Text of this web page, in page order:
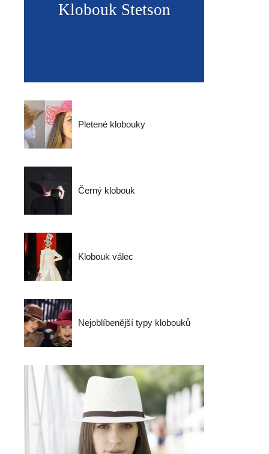
Klobouk Stetson
Pletené klobouky
Černý klobouk
Klobouk válec
Nejoblíbenější typy klobouků